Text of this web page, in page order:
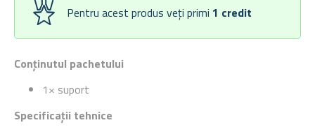
Conținutul pachetului
1× suport
Specificații tehnice
Pentru acest produs veți primi 1 credit